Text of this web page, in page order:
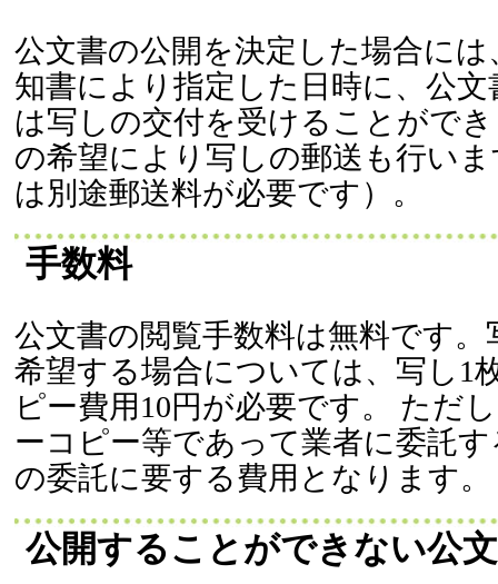
公文書の公開を決定した場合には
知書により指定した日時に、公
は写しの交付を受けることがで
の希望により写しの郵送も行い
は別途郵送料が必要です）。
手数料
公文書の閲覧手数料は無料です。
希望する場合については、写し1
ピー費用10円が必要です。 ただ
ーコピー等であって業者に委託
の委託に要する費用となります。
公開することができない公